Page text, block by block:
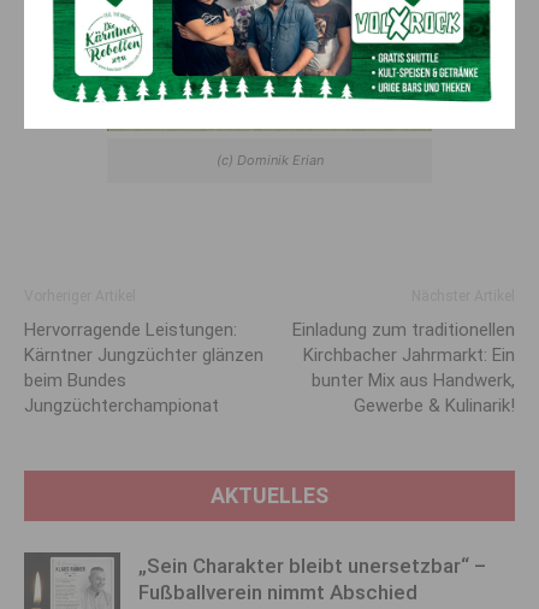
(c) Dominik Erian
Hervorragende Leistungen:
Kärntner Jungzüchter glänzen
beim Bundes
Jungzüchterchampionat
Einladung zum traditionellen
Kirchbacher Jahrmarkt: Ein
bunter Mix aus Handwerk,
Gewerbe & Kulinarik!
AKTUELLES
„Sein Charakter bleibt unersetzbar“ –
Fußballverein nimmt Abschied